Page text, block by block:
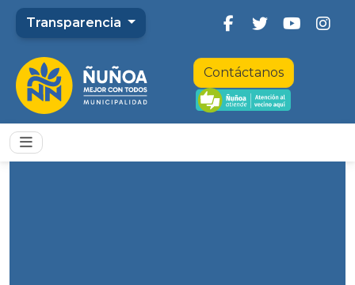
Transparencia
Contáctanos